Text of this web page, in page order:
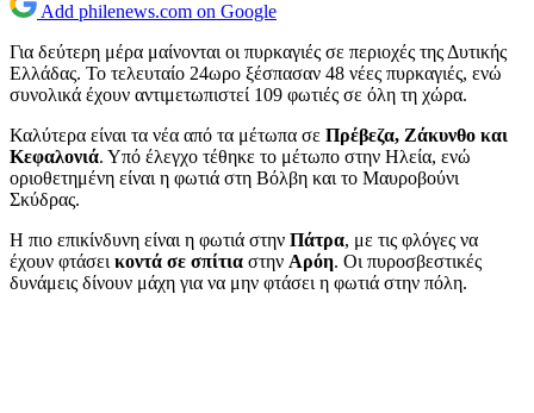
Add philenews.com on Google
Για δεύτερη μέρα μαίνονται οι πυρκαγιές σε περιοχές της Δυτικής
Ελλάδας. Το τελευταίο 24ωρο ξέσπασαν 48 νέες πυρκαγιές, ενώ
συνολικά έχουν αντιμετωπιστεί 109 φωτιές σε όλη τη χώρα.
Καλύτερα είναι τα νέα από τα μέτωπα σε Πρέβεζα, Ζάκυνθο και
Κεφαλονιά. Υπό έλεγχο τέθηκε το μέτωπο στην Ηλεία, ενώ
οριοθετημένη είναι η φωτιά στη Βόλβη και το Μαυροβούνι
Σκύδρας.
Η πιο επικίνδυνη είναι η φωτιά στην Πάτρα, με τις φλόγες να
έχουν φτάσει κοντά σε σπίτια στην Αρόη. Οι πυροσβεστικές
δυνάμεις δίνουν μάχη για να μην φτάσει η φωτιά στην πόλη.